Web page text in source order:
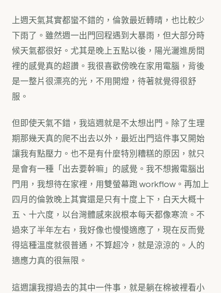
上週天氣其實都蠻不錯的，倫敦最近轉晴，也比較少
下雨了。雖然週一出門回程遇到大暴雨，但大部分時
候天氣都很好。尤其是晚上五點以後，陽光灑進房間
裡的感覺真的超讚。我很喜歡傍晚在家用電腦，背後
是一整片很漂亮的光，不用開燈，待著就覺得很舒
服。
但即使天氣不錯，我這週就是不太想出門。除了生理
期那幾天真的爬不出去以外，最近出門這件事又開始
讓我有點壓力。也不是有什麼特別糟糕的原因，就只
是會有一種「出去要幹嘛」的感覺。我不想搬電腦出
門用，我想待在家裡，用雙螢幕跑 workflow。再加上
四月的倫敦晚上其實還是只有十度上下，白天大概十
五、十六度，以台灣體感來說根本每天都像寒流。不
過來了半年左右，我好像也慢慢適應了，現在反而覺
得這種溫度就很普通，不算超冷，就是涼涼的。人的
適應力真的很無限。
這週讓我撐過去的其中一件事，就是躺在棉被裡看小